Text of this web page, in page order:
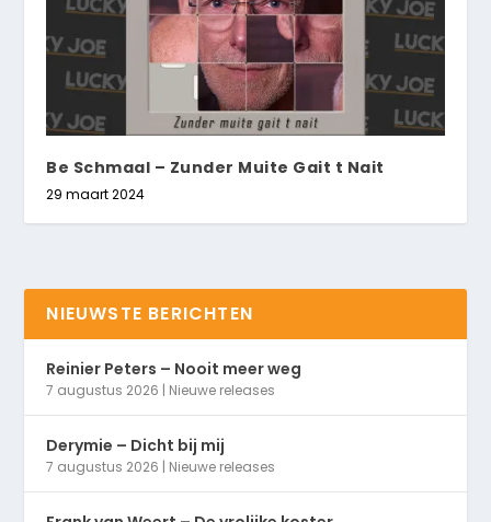
Be Schmaal – Zunder Muite Gait t Nait
29 maart 2024
NIEUWSTE BERICHTEN
Reinier Peters – Nooit meer weg
7 augustus 2026 | Nieuwe releases
Derymie – Dicht bij mij
7 augustus 2026 | Nieuwe releases